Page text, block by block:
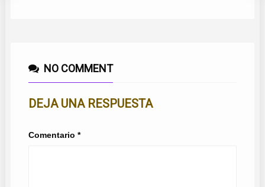
NO COMMENT
DEJA UNA RESPUESTA
Comentario *